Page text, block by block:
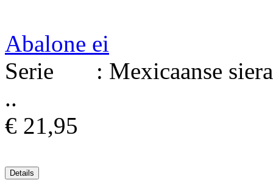
Abalone ei
Serie : Mexicaanse
..
€ 21,95